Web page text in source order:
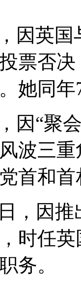
因英
票否
她同
因“聚
波三
首和
，因
时任
务。